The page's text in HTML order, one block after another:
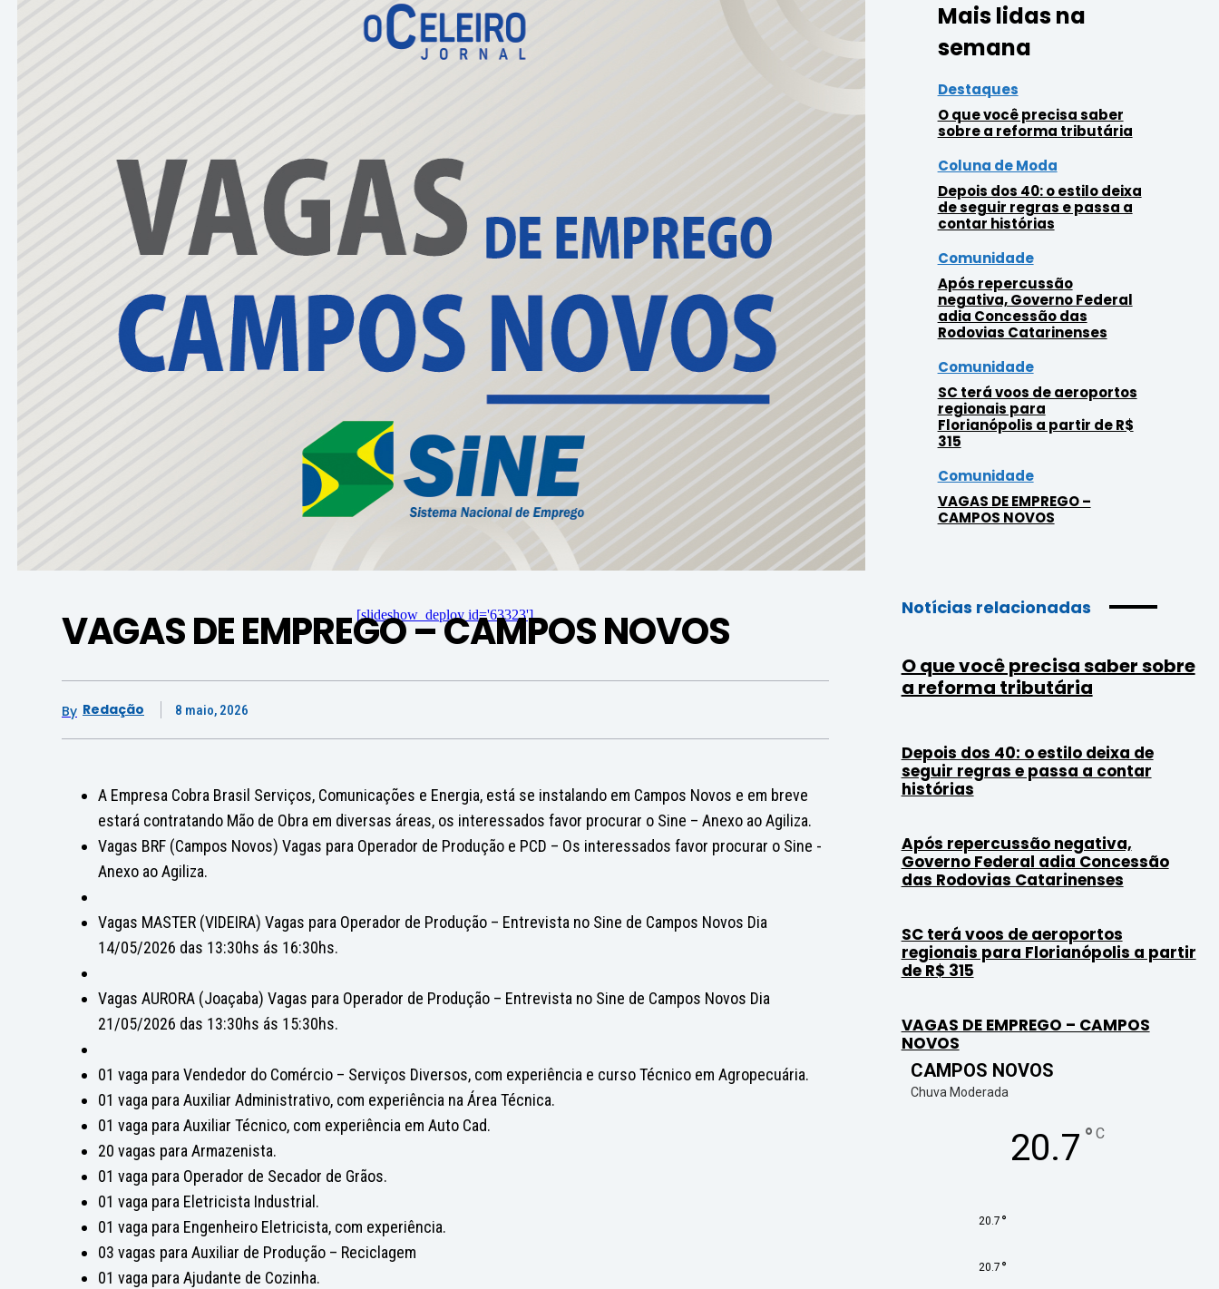
[slideshow_deploy id='63323']
VAGAS DE EMPREGO – CAMPOS NOVOS
By Redação 8 maio, 2026
A Empresa Cobra Brasil Serviços, Comunicações e Energia, está se instalando em Campos Novos e em breve
estará contratando Mão de Obra em diversas áreas, os interessados favor procurar o Sine – Anexo ao Agiliza.
Vagas BRF (Campos Novos) Vagas para Operador de Produção e PCD – Os interessados favor procurar o Sine -
Anexo ao Agiliza.
Vagas MASTER (VIDEIRA) Vagas para Operador de Produção – Entrevista no Sine de Campos Novos Dia
14/05/2026 das 13:30hs ás 16:30hs.
Vagas AURORA (Joaçaba) Vagas para Operador de Produção – Entrevista no Sine de Campos Novos Dia
21/05/2026 das 13:30hs ás 15:30hs.
01 vaga para Vendedor do Comércio – Serviços Diversos, com experiência e curso Técnico em Agropecuária.
01 vaga para Auxiliar Administrativo, com experiência na Área Técnica.
01 vaga para Auxiliar Técnico, com experiência em Auto Cad.
20 vagas para Armazenista.
01 vaga para Operador de Secador de Grãos.
01 vaga para Eletricista Industrial.
01 vaga para Engenheiro Eletricista, com experiência.
03 vagas para Auxiliar de Produção – Reciclagem
01 vaga para Ajudante de Cozinha.
Mais lidas na
semana
Destaques
O que você precisa saber
sobre a reforma tributária
Coluna de Moda
Depois dos 40: o estilo deixa
de seguir regras e passa a
contar histórias
Comunidade
Após repercussão
negativa, Governo Federal
adia Concessão das
Rodovias Catarinenses
Comunidade
SC terá voos de aeroportos
regionais para
Florianópolis a partir de R$
315
Comunidade
VAGAS DE EMPREGO –
CAMPOS NOVOS
Notícias relacionadas
O que você precisa saber sobre
a reforma tributária
Depois dos 40: o estilo deixa de
seguir regras e passa a contar
histórias
Após repercussão negativa,
Governo Federal adia Concessão
das Rodovias Catarinenses
SC terá voos de aeroportos
regionais para Florianópolis a partir
de R$ 315
VAGAS DE EMPREGO – CAMPOS
NOVOS
CAMPOS NOVOS
Chuva Moderada
20.7 ° C
20.7 °
20.7 °